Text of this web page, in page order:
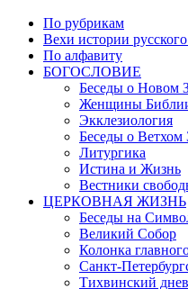
По рубрикам
Вехи истории
По алфавиту
БОГОСЛОВИЕ
Беседы о Новом
Женщины
Экклезиология
Беседы о Ветхом
Литургика
Истина и Жизнь
Вестники
ЦЕРКОВНАЯ ЖИЗНЬ
Беседы на
Великий Собор
Колонка
Санкт-
Тихвинский